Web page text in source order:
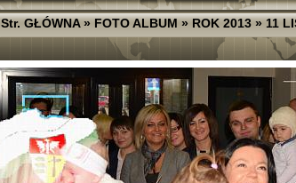
Str. GŁÓWNA»FOTO ALBUM»ROK 2013»11